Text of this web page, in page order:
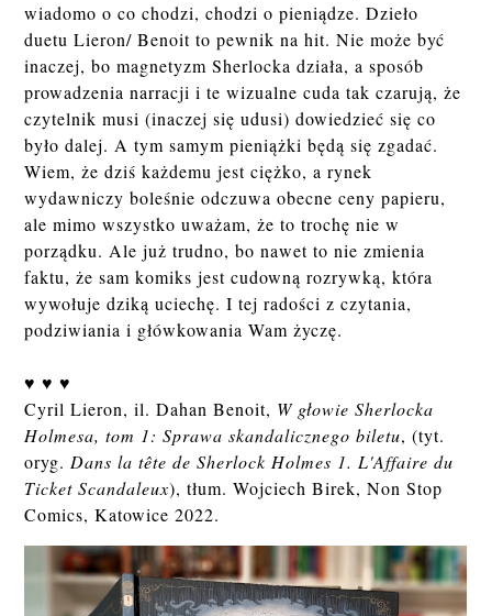
wiadomo o co chodzi, chodzi o pieniądze. Dzieło
duetu Lieron/ Benoit to pewnik na hit. Nie może być
inaczej, bo magnetyzm Sherlocka działa, a sposób
prowadzenia narracji i te wizualne cuda tak czarują, że
czytelnik musi (inaczej się udusi) dowiedzieć się co
było dalej. A tym samym pieniążki będą się zgadać.
Wiem, że dziś każdemu jest ciężko, a rynek
wydawniczy boleśnie odczuwa obecne ceny papieru,
ale mimo wszystko uważam, że to trochę nie w
porządku. Ale już trudno, bo nawet to nie zmienia
faktu, że sam komiks jest cudowną rozrywką, która
wywołuje dziką uciechę. I tej radości z czytania,
podziwiania i główkowania Wam życzę.
♥ ♥ ♥
Cyril Lieron, il. Dahan Benoit, W głowie Sherlocka
Holmesa, tom 1: Sprawa skandalicznego biletu, (tyt.
oryg. Dans la tête de Sherlock Holmes 1. L'Affaire du
Ticket Scandaleux), tłum. Wojciech Birek, Non Stop
Comics, Katowice 2022.